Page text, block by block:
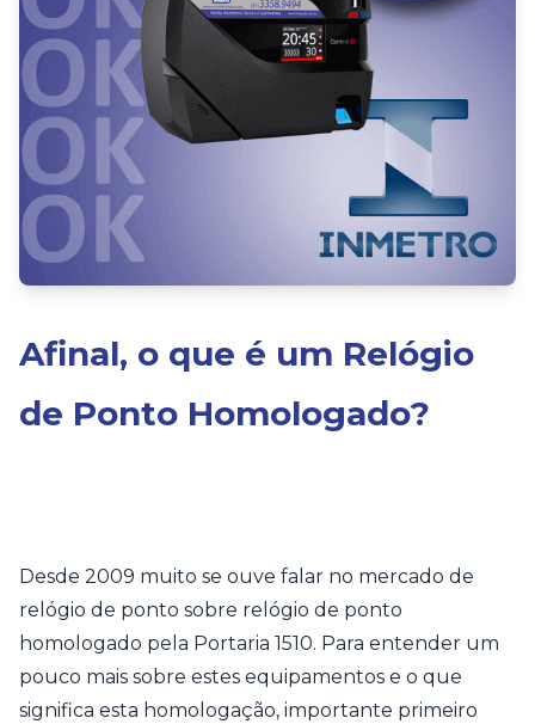
Afinal, o que é um Relógio
de Ponto Homologado?
Desde 2009 muito se ouve falar no mercado de
relógio de ponto sobre relógio de ponto
homologado pela Portaria 1510. Para entender um
pouco mais sobre estes equipamentos e o que
significa esta homologação, importante primeiro